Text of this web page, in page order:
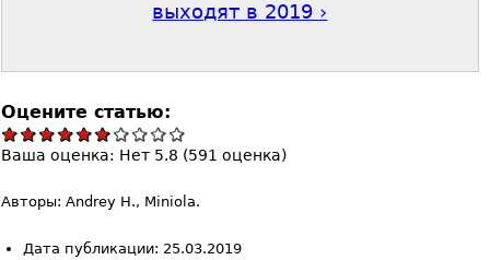
выходят в 2019 ›
Оцените статью:
Ваша оценка: Нет 5.8 (591 оценка)
Авторы: Andrey H., Miniola.
Дата публикации: 25.03.2019